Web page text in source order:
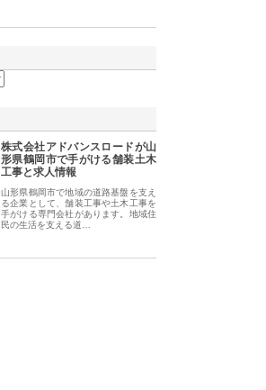
株式会社アドバンスロードが山
形県鶴岡市で手がける舗装土木
工事と求人情報
山形県鶴岡市で地域の道路基盤を支え
る企業として、舗装工事や土木工事を
手がける専門会社があります。地域住
民の生活を支える道…